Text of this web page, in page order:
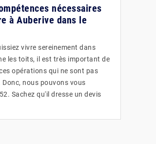
nécessaires
à Auberive dans le
vivre sereinement dans
les toits, il est très important de
opérations qui ne sont pas
nous pouvons vous
Sachez qu'il dresse un devis